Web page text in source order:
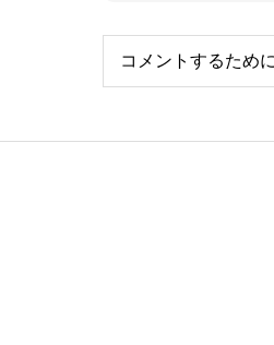
コメントするために